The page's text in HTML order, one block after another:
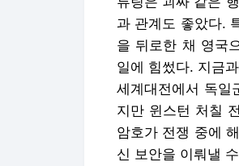
과 관계도 좋았다.
을 뒤로한 채 영국
일에 힘썼다. 지금
세계대전에서 독일
지만 윈스턴 처칠
암호가 전쟁 중에
신 보안을 이뤄낼